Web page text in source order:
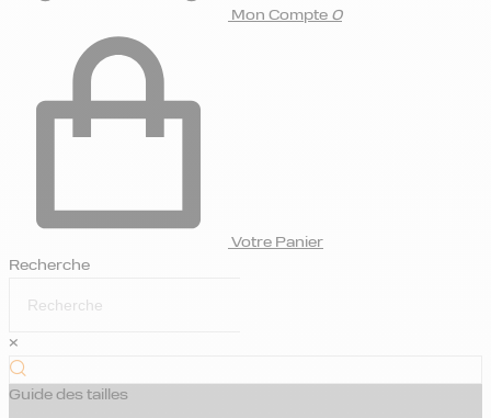
Mon Compte 0
Votre Panier
Recherche
×
Guide des tailles